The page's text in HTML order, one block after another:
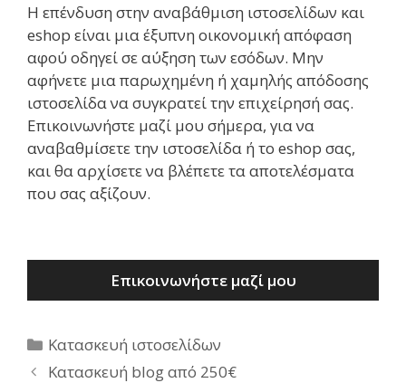
Η επένδυση στην αναβάθμιση ιστοσελίδων και
eshop είναι μια έξυπνη οικονομική απόφαση
αφού οδηγεί σε αύξηση των εσόδων. Μην
αφήνετε μια παρωχημένη ή χαμηλής απόδοσης
ιστοσελίδα να συγκρατεί την επιχείρησή σας.
Επικοινωνήστε μαζί μου σήμερα, για να
αναβαθμίσετε την ιστοσελίδα ή το eshop σας,
και θα αρχίσετε να βλέπετε τα αποτελέσματα
που σας αξίζουν.
Επικοινωνήστε μαζί μου
Κατηγορίες
Κατασκευή ιστοσελίδων
Κατασκευή blog από 250€